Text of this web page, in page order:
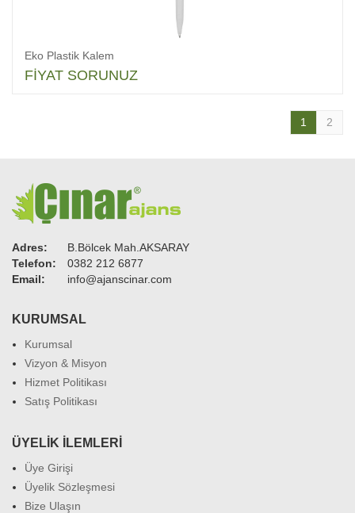
Eko Plastik Kalem
FİYAT SORUNUZ
1 2
Adres:
B.Bölcek Mah.AKSARAY
Telefon:
0382 212 6877
Email:
info@ajanscinar.com
KURUMSAL
Kurumsal
Vizyon & Misyon
Hizmet Politikası
Satış Politikası
ÜYELIK İLEMLERI
Üye Girişi
Üyelik Sözleşmesi
Bize Ulaşın